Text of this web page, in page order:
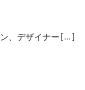
、デザイナー […]